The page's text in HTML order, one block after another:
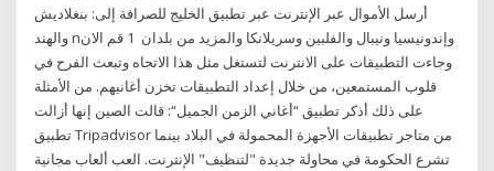
أرسل الأموال عبر الإنترنت عبر تطبيق الخليج للصرافة إلى: بنغلاديش
والهند nوإندونيسيا ونيبال والفلبين وسريلانكا والمزيد من بلدان ️ 1 قم الان
وجاءت التطبيقات على الانترنت لتستغل مثل هذا الاتجاه وتبعث الفرح في
قلوب المستمعين، من خلال إعداد التطبيقات تخزن أغانيهم. من الأمثلة
على ذلك أذكر تطبيق “أغاني الزمن الجميل“: قالت الصين إنها أزالت
تطبيق Tripadvisor من متاجر تطبيقات الأجهزة المحمولة في البلاد بينما
تشرع الحكومة في محاولة جديدة "لتنظيف" الإنترنت. العب ألعاب مجانية